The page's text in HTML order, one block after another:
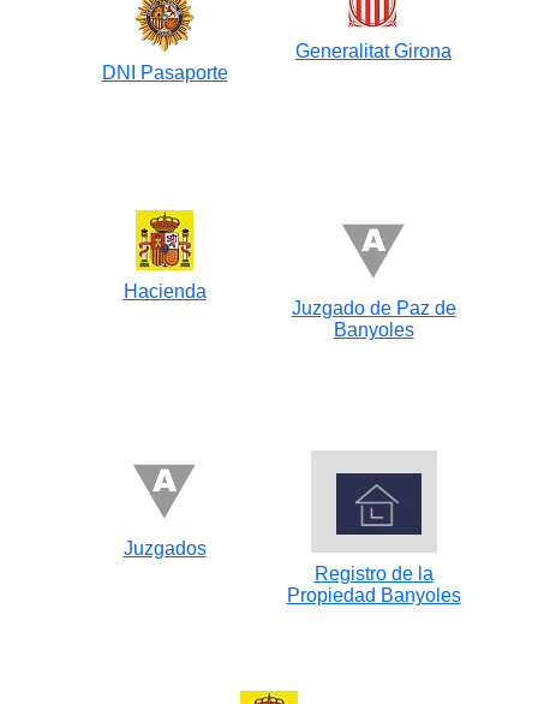
DNI Pasaporte
Generalitat Girona
Hacienda
Juzgado de Paz de
Banyoles
Juzgados
Registro de la
Propiedad Banyoles